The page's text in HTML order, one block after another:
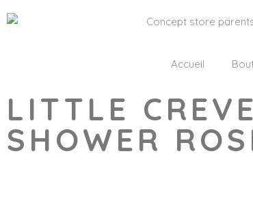
Accueil
LITTLE
SHOWER